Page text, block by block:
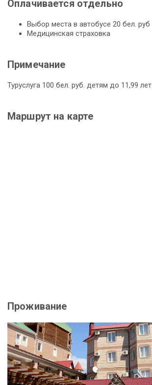
Оплачивается отдельно
Выбор места в автобусе 20 бел. руб
Медицинская страховка
Примечание
Туруслуга 100 бел. руб. детям до 11,99 лет.
Маршрут на карте
Проживание